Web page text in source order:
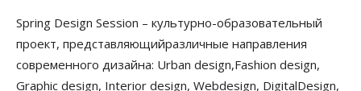
Spring Design Session – культурно-образовательный
проект, представляющийразличные направления
современного дизайна: Urban design,Fashion design,
Graphic design, Interior design, Webdesign, DigitalDesign,